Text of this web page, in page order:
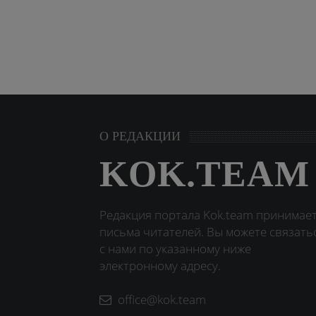
О РЕДАКЦИИ
KOK.TEAM
Редакция портала Kok.team принимает
письма читателей. Вы можете
с нами по указанному ниже
электронному адресу.
office@kok.team